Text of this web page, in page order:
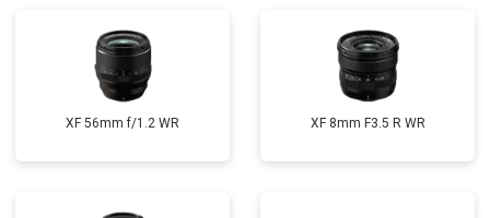
XF 56mm f/1.2 WR XF 8mm F3.5 R WR